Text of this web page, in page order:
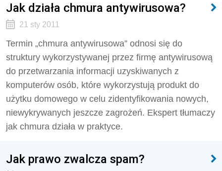
Jak działa chmura antywirusowa?
21 sty 2011
Termin „chmura antywirusowa” odnosi się do
struktury wykorzystywanej przez firmę antywirusową
do przetwarzania informacji uzyskiwanych z
komputerów osób, które wykorzystują produkt do
użytku domowego w celu zidentyfikowania nowych,
niewykrywanych jeszcze zagrożeń. Ekspert tłumaczy
jak chmura działa w praktyce.
Jak prawo zwalcza spam?